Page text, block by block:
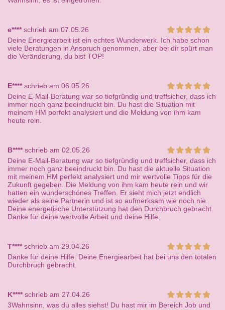
e****schrieb am 07.05.26
Deine Energiearbeit ist ein echtes Wunderwerk. Ich habe schon
viele Beratungen in Anspruch genommen, aber bei dir spürt man
die Veränderung, du bist TOP!
E****schrieb am 06.05.26
Deine E-Mail-Beratung war so tiefgründig und treffsicher, dass ich
immer noch ganz beeindruckt bin. Du hast die Situation mit
meinem HM perfekt analysiert und die Meldung von ihm kam
heute rein.
B****schrieb am 02.05.26
Deine E-Mail-Beratung war so tiefgründig und treffsicher, dass ich
immer noch ganz beeindruckt bin. Du hast die aktuelle Situation
mit meinem HM perfekt analysiert und mir wertvolle Tipps für die
Zukunft gegeben. Die Meldung von ihm kam heute rein und wir
hatten ein wunderschönes Treffen. Er sieht mich jetzt endlich
wieder als seine Partnerin und ist so aufmerksam wie noch nie.
Deine energetische Unterstützung hat den Durchbruch gebracht.
Danke für deine wertvolle Arbeit und deine Hilfe.
T****schrieb am 29.04.26
Danke für deine Hilfe. Deine Energiearbeit hat bei uns den totalen
Durchbruch gebracht.
K****schrieb am 27.04.26
3Wahnsinn, was du alles siehst! Du hast mir im Bereich Job und